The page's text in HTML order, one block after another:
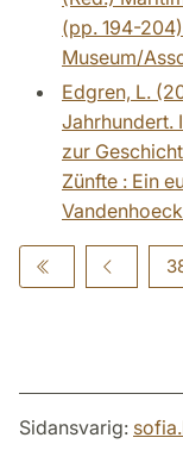
(pp. 194-
Museum/
Edgren, L.
Jahrhundert.
zur
Zünfte : Ein
Sidansvarig: